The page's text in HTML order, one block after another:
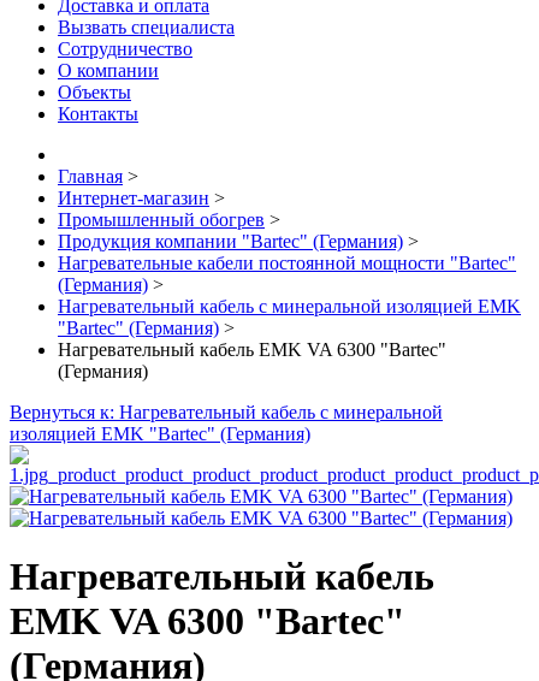
Доставка и оплата
Вызвать специалиста
Сотрудничество
О компании
Объекты
Контакты
Главная >
Интернет-магазин >
Промышленный обогрев >
Продукция компании "Bartec" (Германия) >
Нагревательные кабели постоянной мощности "Bartec"
(Германия) >
Нагревательный кабель с минеральной изоляцией EMK
"Bartec" (Германия) >
Нагревательный кабель EMK VA 6300 "Bartec"
(Германия)
Вернуться к: Нагревательный кабель с минеральной
изоляцией EMK "Bartec" (Германия)
Нагревательный кабель
EMK VA 6300 "Bartec"
(Германия)